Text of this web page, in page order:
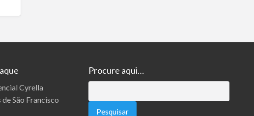
Cyrella
de São Francisco
Procure aqui…
por: